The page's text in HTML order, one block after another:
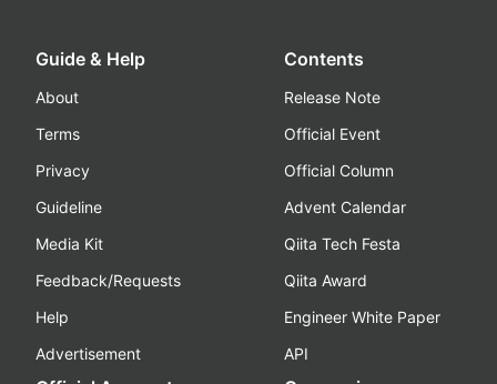
Guide & Help
About
Terms
Privacy
Guideline
Media Kit
Feedback/Requests
Help
Advertisement
Contents
Release Note
Official Event
Official Column
Advent Calendar
Qiita Tech Festa
Qiita Award
Engineer White Paper
API